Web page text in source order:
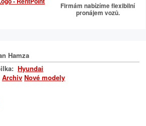
sortiment
autoklíčů
Firmám nabízíme flexibilní
pronájem vozů.
Hamza
Hyundai
Archiv Nové modely